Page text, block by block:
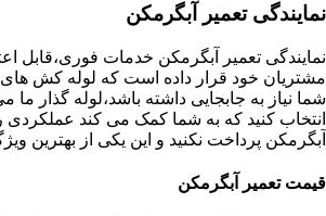
نمایندگی تعمیر آبگرمکن
نمایندگی تعمیر آبگرمکن خدمات فوری،قابل
مشتریان خود قرار داده است که لوله کش های
شما نیاز به جابجایی داشته باشد،لوله گذار
انتخاب کنید که به شما کمک می کند عملکردی
آبگرمکن پرداخت نکنید و این یکی از بهترین
قیمت تعمیر آبگرمکن